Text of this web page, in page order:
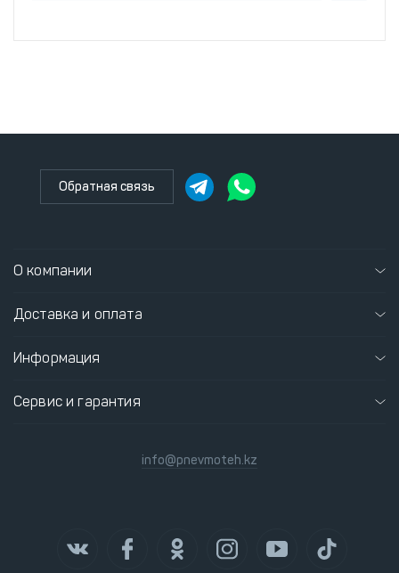
Обратная связь
О компании
Доставка и оплата
Информация
Сервис и гарантия
info@pnevmoteh.kz